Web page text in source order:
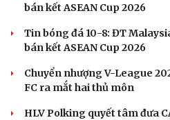
bán kết ASEAN Cup 2026
Tin bóng đá 10-8: ĐT
bán kết ASEAN Cup 2026
Chuyển nhượng V-League
FC ra mắt hai thủ môn
HLV Polking quyết tâm đưa